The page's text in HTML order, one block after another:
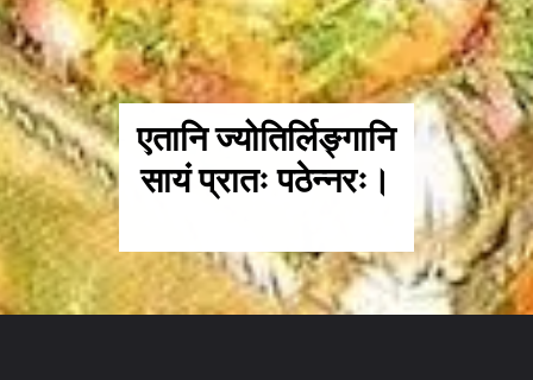
एतानि ज्योतिर्लिङ्गानि
सायं प्रातः पठेन्नरः।